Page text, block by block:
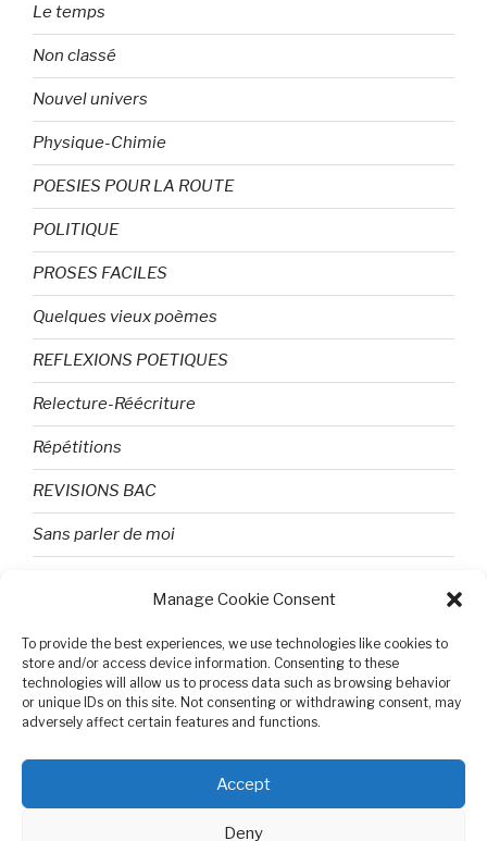
Manage Cookie Consent
To provide the best experiences, we use technologies like cookies to
store and/or access device information. Consenting to these
technologies will allow us to process data such as browsing behavior
or unique IDs on this site. Not consenting or withdrawing consent, may
adversely affect certain features and functions.
Accept
Deny
Le temps
Non classé
Nouvel univers
Physique-Chimie
POESIES POUR LA ROUTE
POLITIQUE
PROSES FACILES
Quelques vieux poèmes
REFLEXIONS POETIQUES
Relecture-Réécriture
Répétitions
REVISIONS BAC
Sans parler de moi
Tristesse et attente
Variable complexe